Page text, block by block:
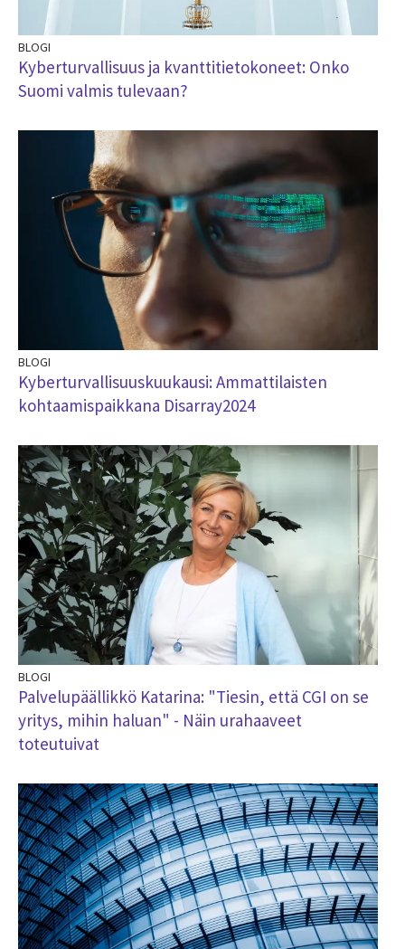
BLOGI
Kyberturvallisuus ja kvanttitietokoneet: Onko
Suomi valmis tulevaan?
BLOGI
Kyberturvallisuuskuukausi: Ammattilaisten
kohtaamispaikkana Disarray2024
BLOGI
Palvelupäällikkö Katarina: "Tiesin, että CGI on se
yritys, mihin haluan" - Näin urahaaveet
toteutuivat